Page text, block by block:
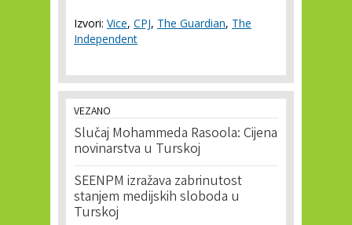
Izvori: Vice, CPJ, The Guardian, The
Independent
VEZANO
Slučaj Mohammeda Rasoola: Cijena
novinarstva u Turskoj
SEENPM izražava zabrinutost
stanjem medijskih sloboda u
Turskoj